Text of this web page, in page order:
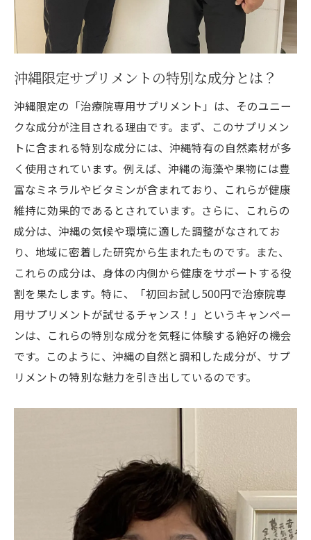
健康生活を支えるサプリメントの力
専門的な栄養を簡単に初回500円で沖縄限定サ
プリメントの魅力
専門家が推奨する栄養バランスとは
治療院専用の栄養設計
沖縄限定サプリメントの栄養分析
専門的な栄養補給の簡単な方法
500円で手に入る栄養の秘密
初回500円で試せる沖縄限定治療院専用サプリ
メント数量限定
限定数量の理由とは？
試す価値のある数量限定オファー
沖縄でしか試せないチャンス
数量限定だからこその特別価格
なぜ数量限定で提供されるのか
期間限定オファーを見逃さないために
サプリメントがもたらす健康の変化
500円で出会う新たな健康サポート
沖縄限定の健康パートナーとは
沖縄限定サプリメントの特別な成分とは？
沖縄限定の「治療院専用サプリメント」は、そのユニー
クな成分が注目される理由です。まず、このサプリメン
トに含まれる特別な成分には、沖縄特有の自然素材が多
く使用されています。例えば、沖縄の海藻や果物には豊
富なミネラルやビタミンが含まれており、これらが健康
維持に効果的であるとされています。さらに、これらの
成分は、沖縄の気候や環境に適した調整がなされてお
り、地域に密着した研究から生まれたものです。また、
これらの成分は、身体の内側から健康をサポートする役
割を果たします。特に、「初回お試し500円で治療院専
用サプリメントが試せるチャンス！」というキャンペー
ンは、これらの特別な成分を気軽に体験する絶好の機会
です。このように、沖縄の自然と調和した成分が、サプ
リメントの特別な魅力を引き出しているのです。